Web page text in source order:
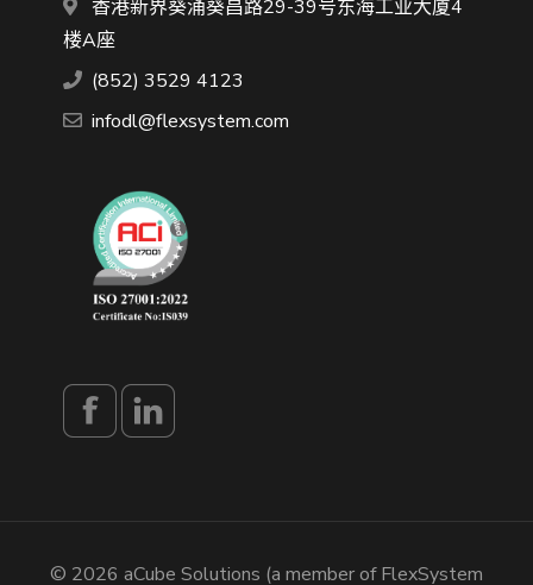
香港新界葵涌葵昌路29-39号东海工业大厦4
楼A座
(852) 3529 4123
infodl@flexsystem.com
© 2026 aCube Solutions (a member of FlexSystem